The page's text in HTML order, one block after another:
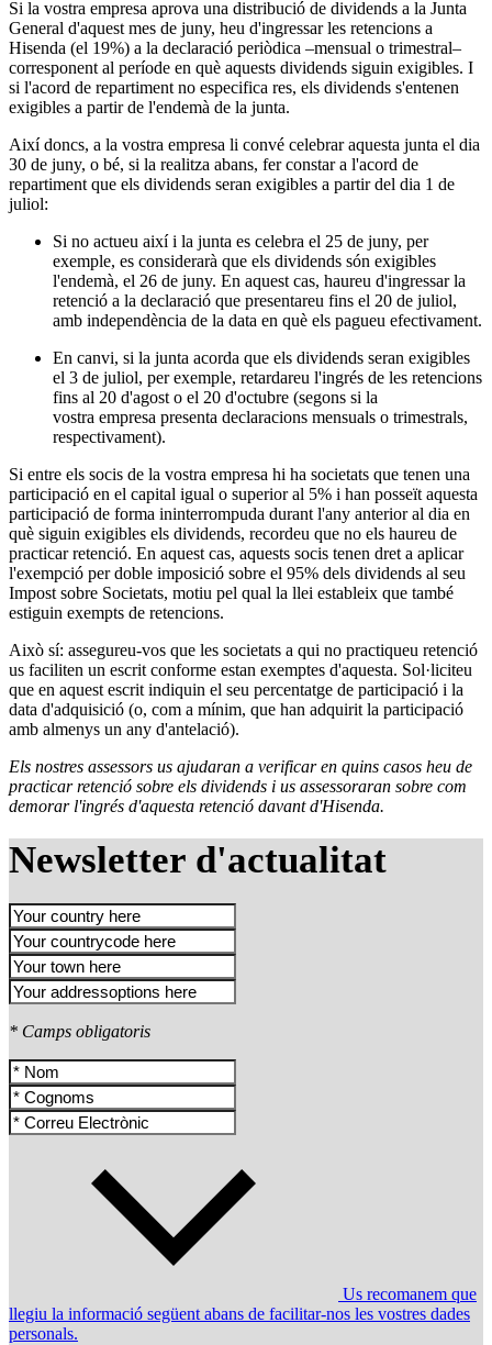
Si la vostra empresa aprova una distribució de dividends a la Junta
General d'aquest mes de juny, heu d'ingressar les retencions a
Hisenda (el 19%) a la declaració periòdica –mensual o trimestral–
corresponent al període en què aquests dividends siguin exigibles. I
si l'acord de repartiment no especifica res, els dividends s'entenen
exigibles a partir de l'endemà de la junta.
Així doncs, a la vostra empresa li convé celebrar aquesta junta el dia
30 de juny, o bé, si la realitza abans, fer constar a l'acord de
repartiment que els dividends seran exigibles a partir del dia 1 de
juliol:
Si no actueu així i la junta es celebra el 25 de juny, per
exemple, es considerarà que els dividends són exigibles
l'endemà, el 26 de juny. En aquest cas, haureu d'ingressar la
retenció a la declaració que presentareu fins el 20 de juliol,
amb independència de la data en què els pagueu efectivament.
En canvi, si la junta acorda que els dividends seran exigibles
el 3 de juliol, per exemple, retardareu l'ingrés de les retencions
fins al 20 d'agost o el 20 d'octubre (segons si la
vostra empresa presenta declaracions mensuals o trimestrals,
respectivament).
Si entre els socis de la vostra empresa hi ha societats que tenen una
participació en el capital igual o superior al 5% i han posseït aquesta
participació de forma ininterrompuda durant l'any anterior al dia en
què siguin exigibles els dividends, recordeu que no els haureu de
practicar retenció. En aquest cas, aquests socis tenen dret a aplicar
l'exempció per doble imposició sobre el 95% dels dividends al seu
Impost sobre Societats, motiu pel qual la llei estableix que també
estiguin exempts de retencions.
Això sí: assegureu-vos que les societats a qui no practiqueu retenció
us faciliten un escrit conforme estan exemptes d'aquesta. Sol·liciteu
que en aquest escrit indiquin el seu percentatge de participació i la
data d'adquisició (o, com a mínim, que han adquirit la participació
amb almenys un any d'antelació).
Els nostres assessors us ajudaran a verificar en quins casos heu de
practicar retenció sobre els dividends i us assessoraran sobre com
demorar l'ingrés d'aquesta retenció davant d'Hisenda.
Newsletter d'actualitat
* Camps obligatoris
Us recomanem que
llegiu la informació següent abans de facilitar-nos les vostres dades
personals.